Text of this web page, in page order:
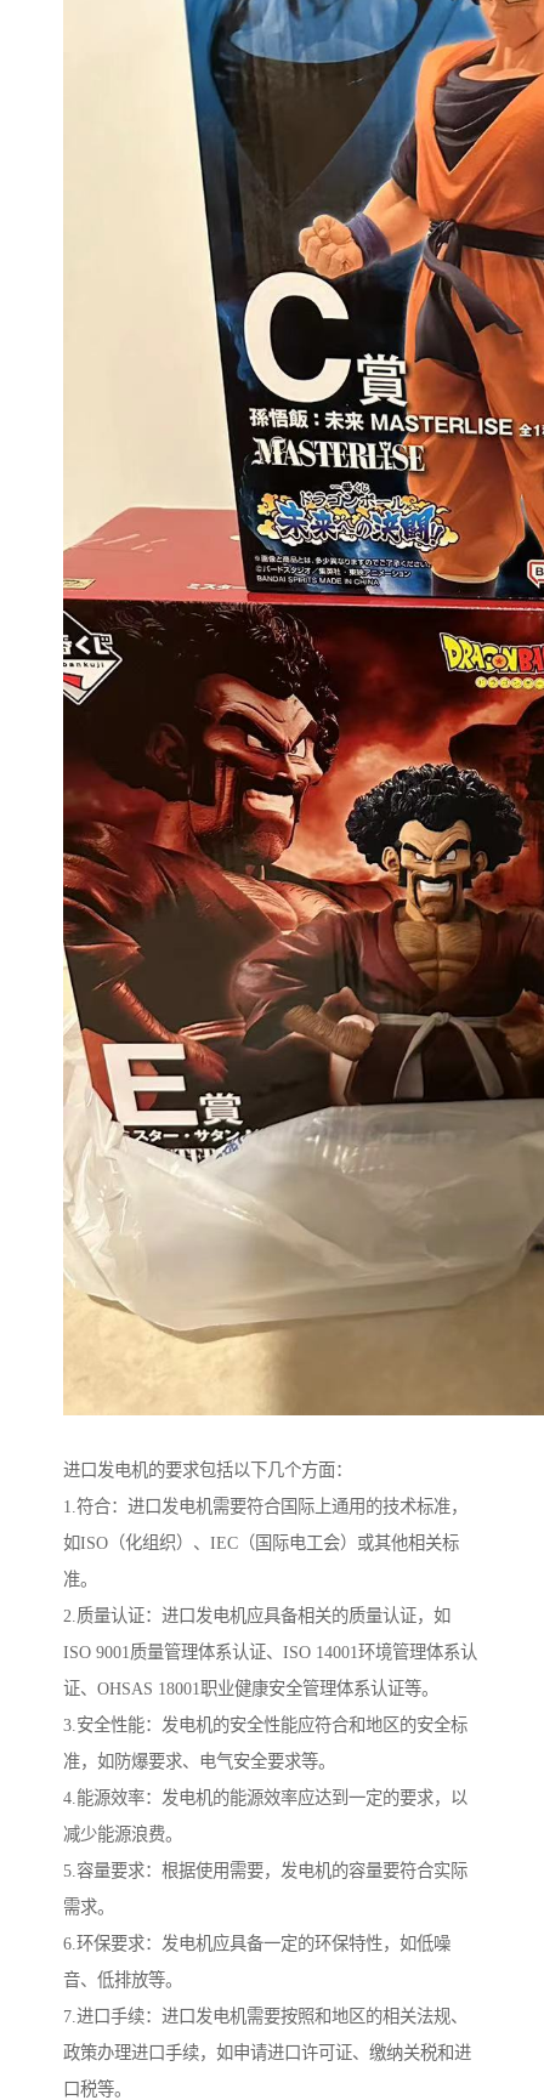
进口发电机的要求包括以下几个方面：
1.符合：进口发电机需要符合国际上通用的技术标准，
如ISO（化组织）、IEC（国际电工会）或其他相关标
准。
2.质量认证：进口发电机应具备相关的质量认证，如
ISO 9001质量管理体系认证、ISO 14001环境管理体系认
证、OHSAS 18001职业健康安全管理体系认证等。
3.安全性能：发电机的安全性能应符合和地区的安全标
准，如防爆要求、电气安全要求等。
4.能源效率：发电机的能源效率应达到一定的要求，以
减少能源浪费。
5.容量要求：根据使用需要，发电机的容量要符合实际
需求。
6.环保要求：发电机应具备一定的环保特性，如低噪
音、低排放等。
7.进口手续：进口发电机需要按照和地区的相关法规、
政策办理进口手续，如申请进口许可证、缴纳关税和进
口税等。